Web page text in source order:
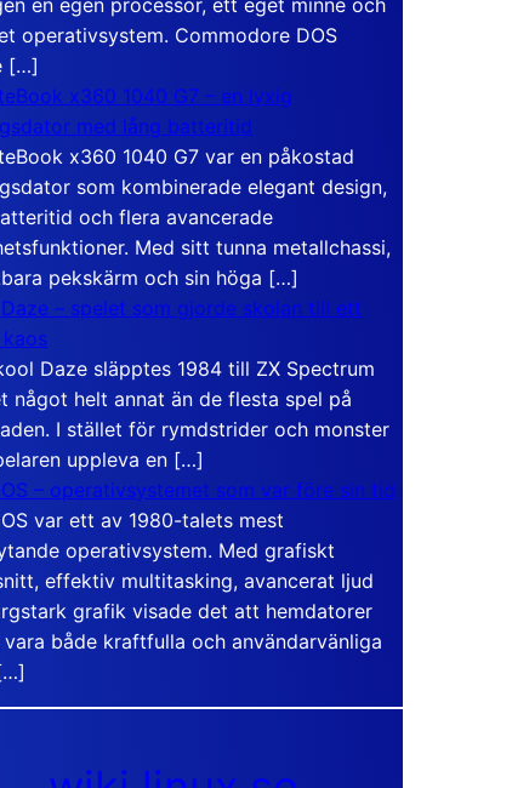
operativsystem. Commodore DOS
[…]
x360 1040 G7 – en lyxig
med lång batteritid
x360 1040 G7 var en påkostad
som kombinerade elegant design,
och flera avancerade
Med sitt tunna metallchassi,
pekskärm och sin höga […]
– spelet som gjorde skolan till ett
Daze släpptes 1984 till ZX Spectrum
något helt annat än de flesta spel på
I stället för rymdstrider och monster
uppleva en […]
– operativsystemet som var före sin tid
var ett av 1980-talets mest
operativsystem. Med grafiskt
effektiv multitasking, avancerat ljud
grafik visade det att hemdatorer
vara både kraftfulla och användarvänliga